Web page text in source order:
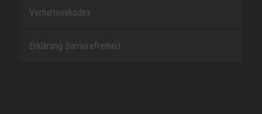
Verhaltenskodex
Erklärung Barrierefreiheit